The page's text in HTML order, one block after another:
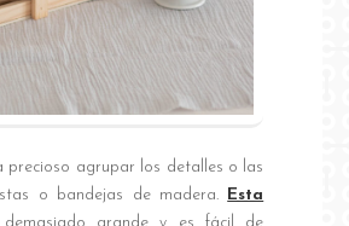
precioso agrupar los detalles o las
o bandejas de madera.
Esta